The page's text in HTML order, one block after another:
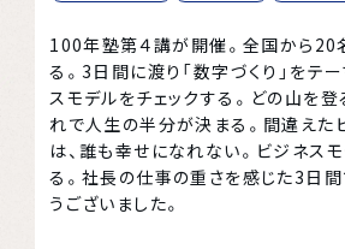
100年塾第４講が開催。全国から20
る。3日間に渡り「数字づくり」をテ
スモデルをチェックする。どの山を
れで人生の半分が決まる。間違えた
は、誰も幸せになれない。ビジネス
る。社長の仕事の重さを感じた3日間
うございました。